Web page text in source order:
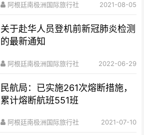
阿根廷南极洲国际旅行社 2021-08-05
关于赴华人员登机前新冠肺炎检测
的最新通知
阿根廷南极洲国际旅行社 2022-06-29
民航局：已实施261次熔断措施，
累计熔断航班551班
阿根廷南极洲国际旅行社 2021-07-10